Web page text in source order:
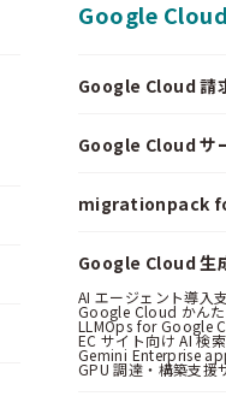
Google Cloud
Google Cloud 請
Google Cloud サ
migrationpack
Google Cloud 生
AI エージェント導入
Google Cloud かんた
LLMOps for Google
EC サイト向け AI 検
Gemini Enterprise
GPU 調達・構築支援